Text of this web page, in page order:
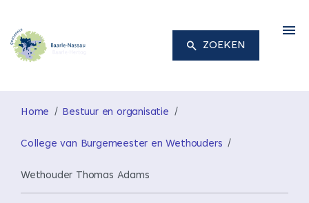
ZOEKEN
Home Bestuur en organisatie
College van Burgemeester en Wethouders
Wethouder Thomas Adams